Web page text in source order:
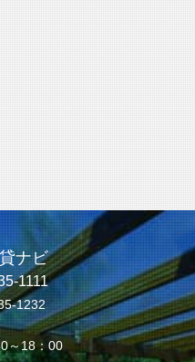
ナビ
1111
1232
～18：00